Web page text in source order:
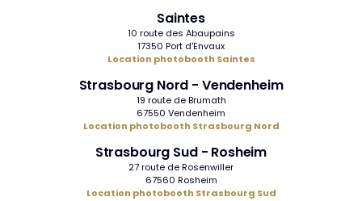
Saintes
10 route des Abaupains
17350 Port d'Envaux
Location photobooth Saintes
Strasbourg Nord - Vendenheim
19 route de Brumath
67550 Vendenheim
Location photobooth Strasbourg Nord
Strasbourg Sud - Rosheim
27 route de Rosenwiller
67560 Rosheim
Location photobooth Strasbourg Sud